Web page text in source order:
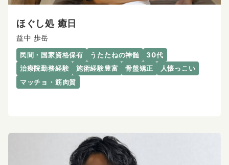
ほぐし処 癒日
益中 歩岳
民間・国家資格保有 うたたねの神髄
30代
治療院勤務経験
施術経験豊富 骨盤矯正
人懐っこい
マッチョ・筋肉質